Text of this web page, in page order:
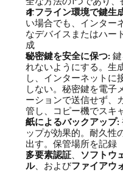
オフライン環境で鍵生
い場合でも、インター
なデバイスまたはハー
成
秘密鍵を安全に保つ:
れないようにする。生
し、インターネットに
しない。秘密鍵を電子
ーションで送信せず、
管し、コピー機でスキ
紙によるバックアップ:
ップが効果的。耐久性
出す。保管場所を記録
多要素認証、 ソフトウ
ル、およびファイアウ